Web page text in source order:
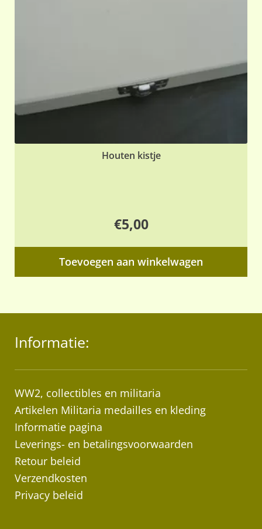
Houten kistje
€5,00
Toevoegen aan winkelwagen
Informatie:
WW2, collectibles en militaria
Artikelen Militaria medailles en kleding
Informatie pagina
Leverings- en betalingsvoorwaarden
Retour beleid
Verzendkosten
Privacy beleid